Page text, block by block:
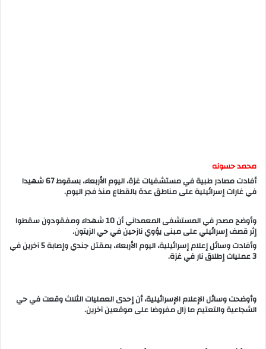
محمد حسونه
أفادت مصادر طبية في مستشفيات غزة، اليوم الأربعاء، بسقوط 67 شهيدا
في غارات إسرائيلية على مناطق عدة بالقطاع منذ فجر اليوم.
وأوضح مصدر في المستشفى المعمداني أن 10 شهداء ومفقودون سقطوا
إثر قصف إسرائيلي على مبنى يؤوي نازحين في حي الزيتون.
وأفادت وسائل إعلام إسرائيلية، اليوم الأربعاء، بمقتل جندي وإصابة 5 آخرين في
3 عمليات إطلاق نار في غزة.
وأوضحت وسائل الإعلام الإسرائيلية، أن إحدى العمليات الثلاث وقعت في حي
الشجاعية والتعتيم ما زال مفروضا على موقعين آخرين.